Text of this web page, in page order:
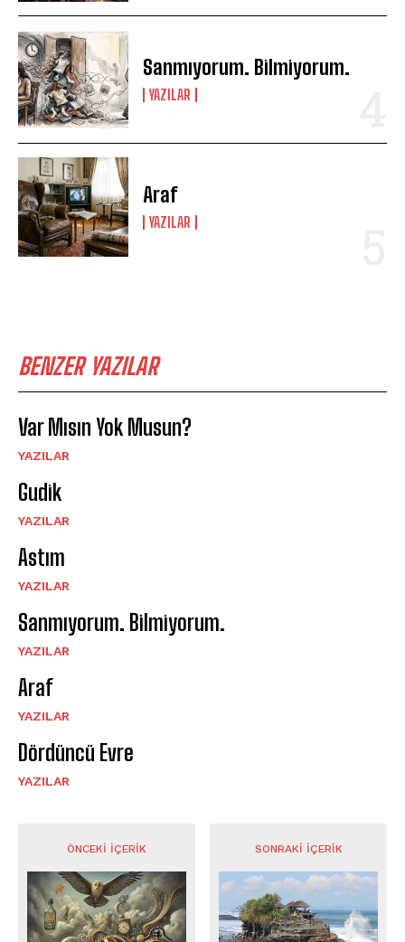
Sanmıyorum. Bilmiyorum.
YAZILAR
Araf
YAZILAR
BENZER YAZILAR
Var Mısın Yok Musun?
YAZILAR
Gudik
YAZILAR
Astım
YAZILAR
Sanmıyorum. Bilmiyorum.
YAZILAR
Araf
YAZILAR
Dördüncü Evre
YAZILAR
ÖNCEKI İÇERIK SONRAKI İÇERIK